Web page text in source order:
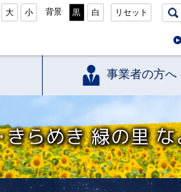
大 小 背景 黒 白 リセット
事業者の方へ
星・雪・きらめき 緑の里 なよろ